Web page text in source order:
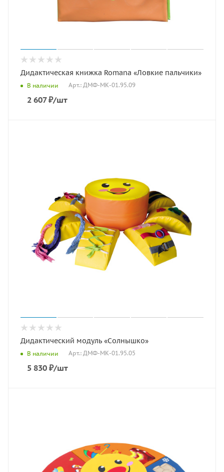
Дидактическая книжка Romana «Ловкие пальчики»
В наличии Арт.: ДМФ-МК-01.95.09
2 607₽/шт
Дидактический модуль «Солнышко»
В наличии Арт.: ДМФ-МК-01.95.05
5 830 ₽/шт